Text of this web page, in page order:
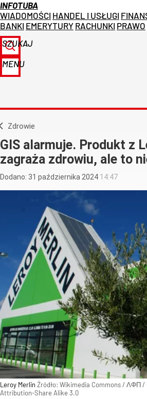
INFOTUBA
WIADOMOŚCI HANDEL I USŁUGI
BANKI EMERYTURY RACHUNKI PRAWO
SZUKAJ
MENU
Zdrowie
GIS alarmuje. Produkt z
zagraża zdrowiu, ale to
Dodano: 31 października 2024 14:47
Leroy Merlin Źródło: Wikimedia Commons/ ΛΦΠ /
Attribution-Share Alike 3.0